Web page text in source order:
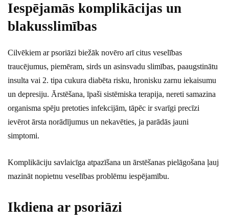
Iespējamās komplikācijas un
blakusslimības
Cilvēkiem ar psoriāzi biežāk novēro arī citus veselības
traucējumus, piemēram, sirds un asinsvadu slimības, paaugstinātu
insulta vai 2. tipa cukura diabēta risku, hronisku zarnu iekaisumu
un depresiju. Ārstēšana, īpaši sistēmiska terapija, nereti samazina
organisma spēju pretoties infekcijām, tāpēc ir svarīgi precīzi
ievērot ārsta norādījumus un nekavēties, ja parādās jauni
simptomi.
Komplikāciju savlaicīga atpazīšana un ārstēšanas pielāgošana ļauj
mazināt nopietnu veselības problēmu iespējamību.
Ikdiena ar psoriāzi